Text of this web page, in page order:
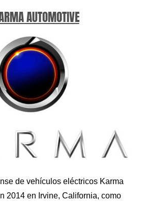
AUTOMOTIVE
de vehículos eléctricos Karma
2014 en Irvine, California, como